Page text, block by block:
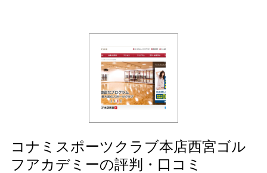
コナミスポーツクラブ本店西宮ゴル
フアカデミーの評判・口コミ